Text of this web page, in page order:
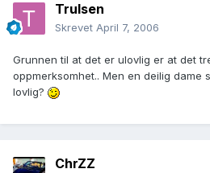
Trulsen
Skrevet April 7, 2006
Grunnen til at det er ulovlig er at det
oppmerksomhet.. Men en deilig dame
lovlig?
ChrZZ